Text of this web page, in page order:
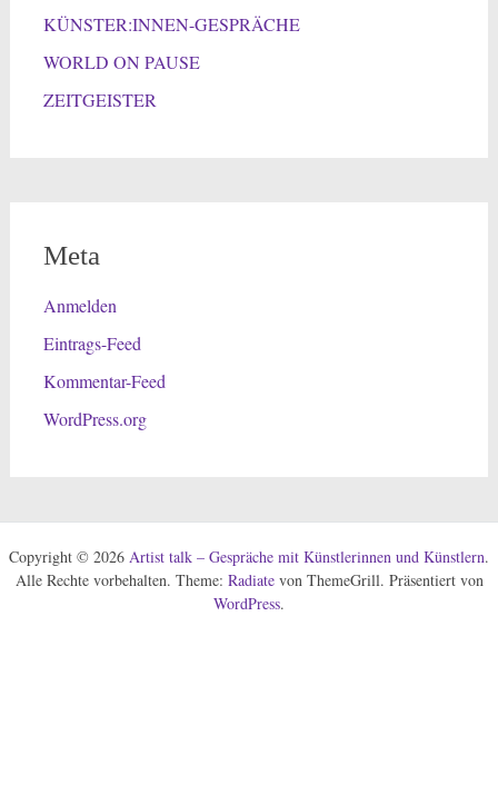
KÜNSTER:INNEN-GESPRÄCHE
WORLD ON PAUSE
ZEITGEISTER
Meta
Anmelden
Eintrags-Feed
Kommentar-Feed
WordPress.org
Copyright © 2026 Artist talk – Gespräche mit Künstlerinnen und Künstlern.
Alle Rechte vorbehalten. Theme: Radiatevon ThemeGrill. Präsentiert von
WordPress.